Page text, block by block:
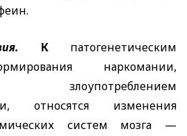
К патогенетическим
наркомании,
злоупотреблением
относятся изменения
систем мозга —